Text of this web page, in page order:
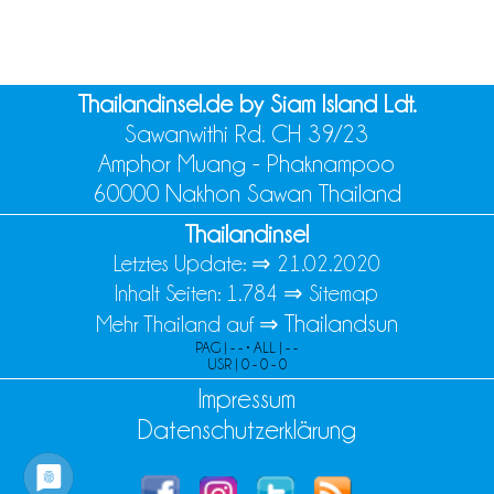
Thailandinsel.de by Siam Island Ldt.
Sawanwithi Rd. CH 39/23
Amphor Muang - Phaknampoo
60000 Nakhon Sawan Thailand
Thailandinsel
Letztes Update: ⇒ 21.02.2020
Inhalt Seiten: 1.784 ⇒ Sitemap
Mehr Thailand auf ⇒ Thailandsun
PAG | - - • ALL | - -
USR | 0 - 0 - 0
Impressum
Datenschutzerklärung